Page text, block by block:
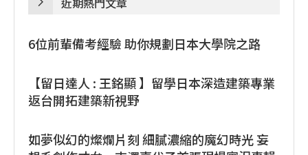
6位前輩備考經驗 助你規劃日本大學院之路
【留日達人 : 王銘顯 】留學日本深造建築專業
返台開拓建築新視野
如夢似幻的燦爛片刻 細膩濃縮的魔幻時光 妄